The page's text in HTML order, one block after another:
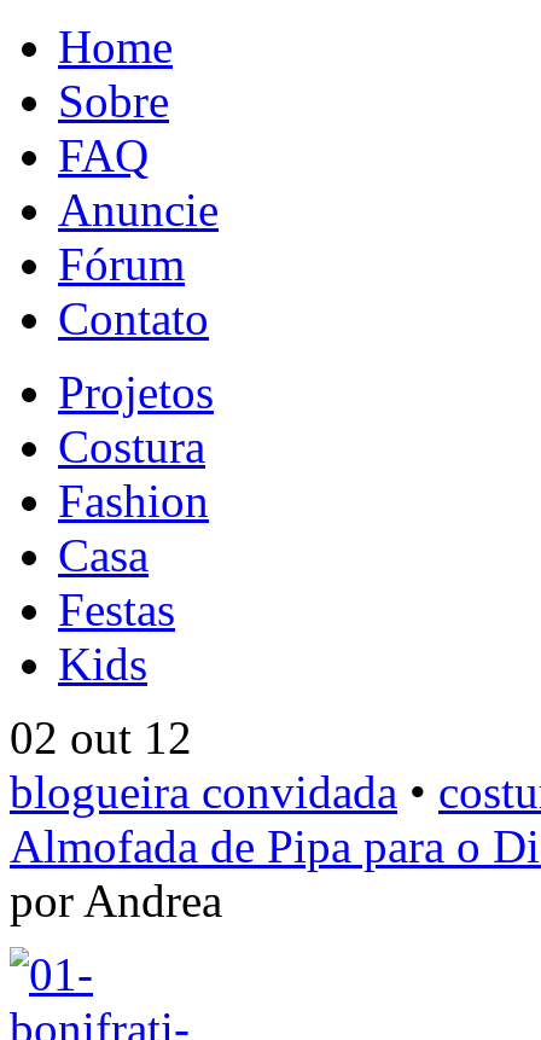
Home
Sobre
FAQ
Anuncie
Fórum
Contato
Projetos
Costura
Fashion
Casa
Festas
Kids
02 out 12
blogueira convidada •
Almofada de Pipa para o
por Andrea